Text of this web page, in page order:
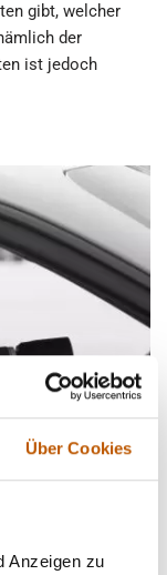
Über Cookies
Anzeigen zu
gibt, welcher
der
ist jedoch
der Pfalz ist